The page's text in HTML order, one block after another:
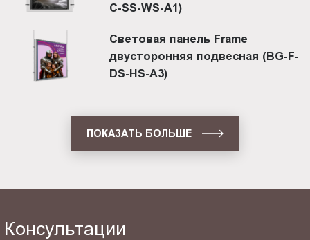
C-SS-WS-A1)
Световая панель Frame
двусторонняя подвесная (BG-F-
DS-HS-A3)
ПОКАЗАТЬ БОЛЬШЕ
Консультации